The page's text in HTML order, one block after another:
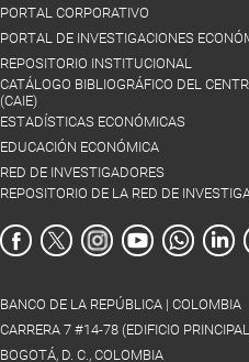
PORTAL CORPORATIVO
PORTAL DE INVESTIGACIONES
REPOSITORIO INSTITUCIONAL
CATÁLOGO BIBLIOGRÁFICO DEL
(CAIE)
ESTADÍSTICAS ECONÓMICAS
EDUCACIÓN ECONÓMICA
RED DE INVESTIGADORES
REPOSITORIO DE LA RED DE
BANCO DE LA REPÚBLICA | COLOMBIA
CARRERA 7 #14-78 (EDIFICIO
BOGOTÁ, D. C., COLOMBIA